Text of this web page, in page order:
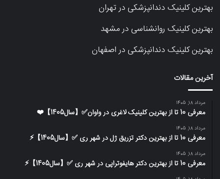
بهترین کلینیک دندانپزشکی در تهران
بهترین کلینیک روانشناسی در مشهد
بهترین کلینیک دندانپزشکی در اصفهان
آخرین مقالات
مرداد 18, 1405
معرفی 10 تا از بهترین کلینیک لاغری در واوان✅【سال1405】❤️
مرداد 18, 1405
معرفی 10 تا از بهترین دکتر تزریق ژل در شهر ری ✅【سال1405】⚡️
مرداد 18, 1405
معرفی 10 تا از بهترین دکتر هایفوتراپی در شهر ری ✅【سال1405】⚡️